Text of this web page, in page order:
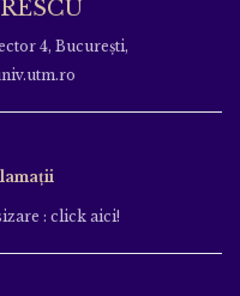
4, București,
: click aici!